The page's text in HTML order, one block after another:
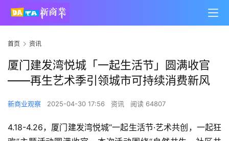
首页 资讯
厦门建发湾悦城「一起生活节」圆满收官
——再生艺术季引领城市可持续消费新风
新商业观察 2025-04-30 17:56 资讯 阅读 64807
4.18-4.26，厦门建发湾悦城“一起生活节·艺术共创，一起狂